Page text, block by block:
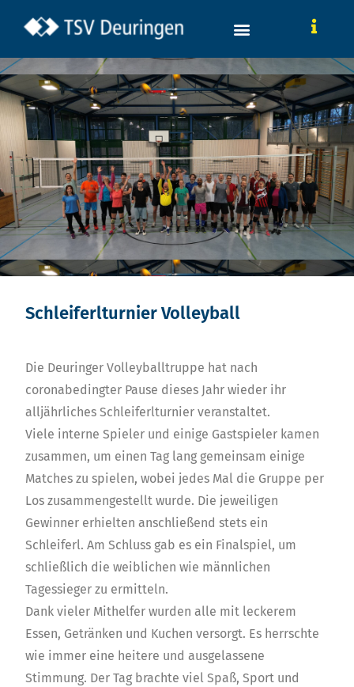
Schleiferlturnier Volleyball
Die Deuringer Volleyballtruppe hat nach
coronabedingter Pause dieses Jahr wieder ihr
alljährliches Schleiferlturnier veranstaltet.
Viele interne Spieler und einige Gastspieler kamen
zusammen, um einen Tag lang gemeinsam einige
Matches zu spielen, wobei jedes Mal die Gruppe per
Los zusammengestellt wurde. Die jeweiligen
Gewinner erhielten anschließend stets ein
Schleiferl. Am Schluss gab es ein Finalspiel, um
schließlich die weiblichen wie männlichen
Tagessieger zu ermitteln.
Dank vieler Mithelfer wurden alle mit leckerem
Essen, Getränken und Kuchen versorgt. Es herrschte
wie immer eine heitere und ausgelassene
Stimmung. Der Tag brachte viel Spaß, Sport und